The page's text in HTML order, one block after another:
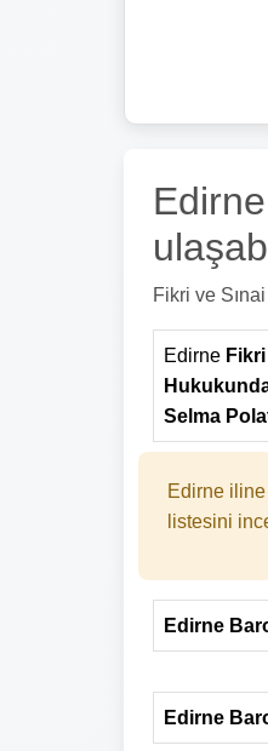
Fikri ve
Edirne
Selma
Edirne iline
listesini
Edirne
Edirne